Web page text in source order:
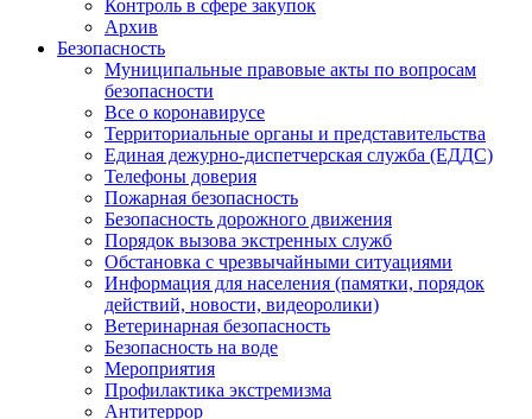
Контроль в сфере закупок
Архив
Безопасность
Муниципальные правовые акты по вопросам
безопасности
Все о коронавирусе
Территориальные органы и представительства
Единая дежурно-диспетчерская служба (ЕДДС)
Телефоны доверия
Пожарная безопасность
Безопасность дорожного движения
Порядок вызова экстренных служб
Обстановка с чрезвычайными ситуациями
Информация для населения (памятки, порядок
действий, новости, видеоролики)
Ветеринарная безопасность
Безопасность на воде
Мероприятия
Профилактика экстремизма
Антитеррор